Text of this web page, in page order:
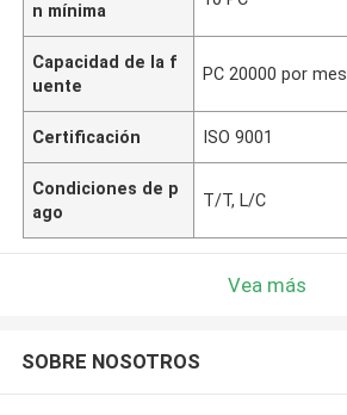
n mínima
Capacidad de la f
uente
PC 20000 por mes
Certificación ISO 9001
Condiciones de p
ago
T/T, L/C
Vea más
SOBRE NOSOTROS